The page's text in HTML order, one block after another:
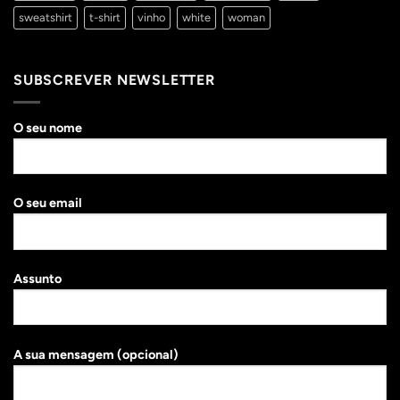
sweatshirt t-shirt vinho white woman
SUBSCREVER NEWSLETTER
O seu nome
O seu email
Assunto
A sua mensagem (opcional)